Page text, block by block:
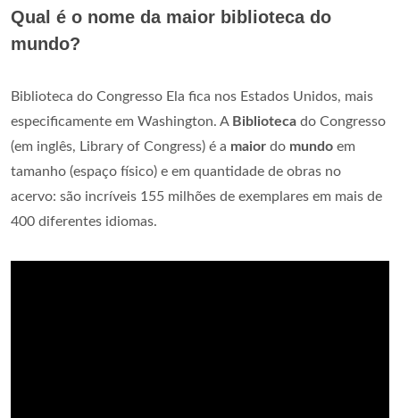
Qual é o nome da maior biblioteca do
mundo?
Biblioteca do Congresso Ela fica nos Estados Unidos, mais
especificamente em Washington. A Biblioteca do Congresso
(em inglês, Library of Congress) é a maior do mundo em
tamanho (espaço físico) e em quantidade de obras no
acervo: são incríveis 155 milhões de exemplares em mais de
400 diferentes idiomas.